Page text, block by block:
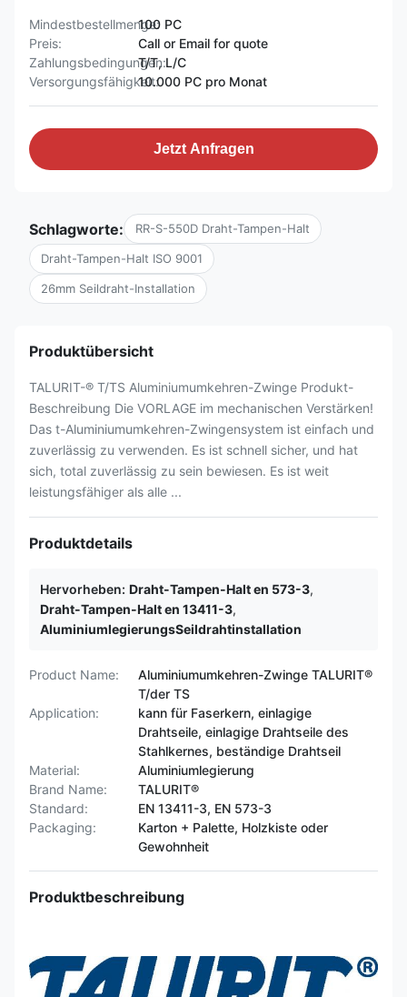
Mindestbestellmenge:100 PC
Preis:
Call or Email for quote
Zahlungsbedingungen:
T/T, L/C
Versorgungsfähigkeit:10.000 PC pro Monat
Jetzt Anfragen
Schlagworte: RR-S-550D Draht-Tampen-Halt
Draht-Tampen-Halt ISO 9001
26mm Seildraht-Installation
Produktübersicht
TALURIT-® T/TS Aluminiumumkehren-Zwinge Produkt-
Beschreibung Die VORLAGE im mechanischen Verstärken!
Das t-Aluminiumumkehren-Zwingensystem ist einfach und
zuverlässig zu verwenden. Es ist schnell sicher, und hat
sich, total zuverlässig zu sein bewiesen. Es ist weit
leistungsfähiger als alle ...
Produktdetails
Hervorheben: Draht-Tampen-Halt en 573-3,
Draht-Tampen-Halt en 13411-3,
AluminiumlegierungsSeildrahtinstallation
Product Name:
Aluminiumumkehren-Zwinge TALURIT®
T/der TS
Application:
kann für Faserkern, einlagige
Drahtseile, einlagige Drahtseile des
Stahlkernes, beständige Drahtseil
Material:
Aluminiumlegierung
Brand Name:
TALURIT®
Standard:
EN 13411-3, EN 573-3
Packaging:
Karton + Palette, Holzkiste oder
Gewohnheit
Produktbeschreibung